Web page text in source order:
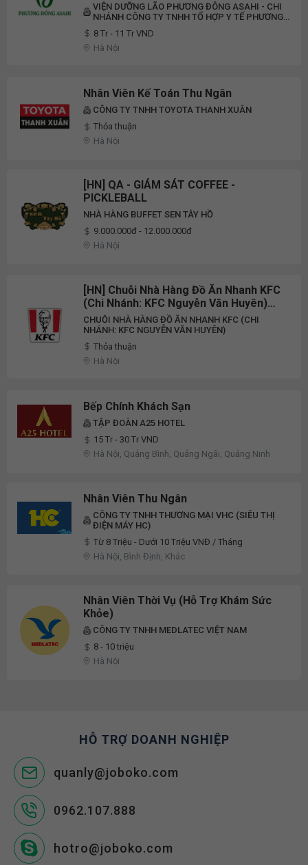
VIỆN DƯỠNG LÃO PHƯƠNG ĐÔNG ASAHI - CHI
NHÁNH CÔNG TY TNHH TỔ HỢP Y TẾ PHƯƠNG
8 Tr - 11 Tr VND
Hà Nội
Nhân Viên Kế Toán Thu Ngân
CÔNG TY TNHH TOYOTA THANH XUÂN
Thỏa thuận
Hà Nội
[HN] QA - GIÁM SÁT COFFEE -
PICKLEBALL
NHÀ HÀNG BUFFET SEN TÂY HỒ
9.000.000đ - 12.000.000đ
Hà Nội
[HN] Chuỗi Nhà Hàng Đồ Ăn Nhanh KFC
(Chi Nhánh: KFC Nguyễn Văn Huyên)
Tuyển Dụng Nhân Viên Nhà Hàng Part-
Time 2026
CHUỖI NHÀ HÀNG ĐỒ ĂN NHANH KFC (CHI
NHÁNH: KFC NGUYỄN VĂN HUYÊN)
Thỏa thuận
Hà Nội
Bếp Chính Khách Sạn
TẬP ĐOÀN A25 HOTEL
15 Tr - 30 Tr VND
Hà Nội, Quảng Bình, Quảng Ngãi, Quảng Ninh
Nhân Viên Thu Ngân
CÔNG TY TNHH THƯƠNG MẠI VHC (SIÊU THỊ
ĐIỆN MÁY HC)
Từ 8 Triệu - Dưới 10 Triệu VNĐ / Tháng
Hà Nội, Bình Định, Khác
Nhân Viên Thời Vụ (Hỗ Trợ Khám Sức
Khỏe)
CÔNG TY TNHH MEDLATEC VIỆT NAM
8 - 10 triệu
Hà Nội
HỖ TRỢ DOANH NGHIỆP
quanly@joboko.com
0962.107.888
hotro@joboko.com